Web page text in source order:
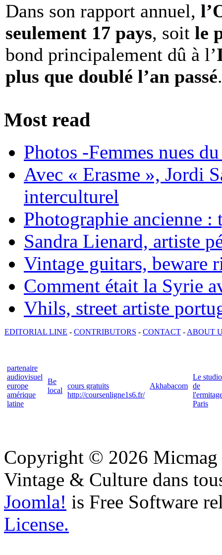
Dans son rapport annuel,
seulement 17 pays, soit le
bond principalement dû à l’
plus que doublé l’an passé.
Most read
Photos -Femmes nues
Avec « Erasme », Jordi
interculturel
Photographie ancienne :
Sandra Lienard, artiste
Vintage guitars, beware
Comment était la Syrie
Vhils, street artiste
EDITORIAL LINE - CONTRIBUTORS - CONTACT - ABOUT
partenaire
audiovisuel
europe
amérique
latine
Be
local
cours gratuits
http://coursenligne1s6.fr/
Akhabacom
Le studio
de
Paris
Copyright © 2026 Micmag
Vintage & Culture dans
Joomla! is Free Software
License.